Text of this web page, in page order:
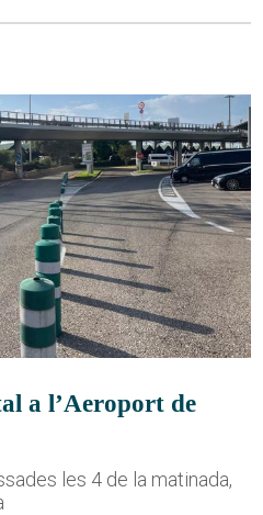
a l’Aeroport de
les 4 de la matinada,